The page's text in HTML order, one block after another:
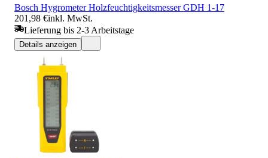
Bosch Hygrometer Holzfeuchtigkeitsmesser GDH 1-17
201,98 €inkl. MwSt.
Lieferung bis 2-3 Arbeitstage
Details anzeigen